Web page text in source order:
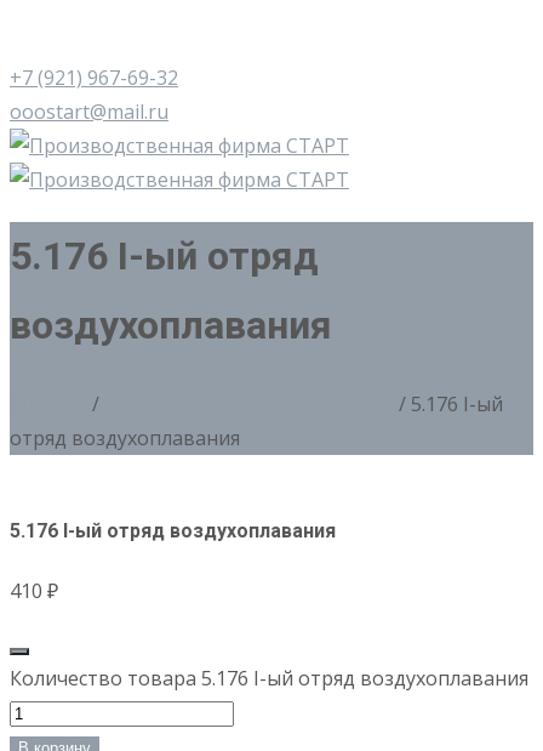
+7 (921) 967-69-32
ooostart@mail.ru
5.176 I-ый отряд
воздухоплавания
/
/ 5.176 I-ый
отряд воздухоплавания
5.176 I-ый отряд воздухоплавания
410 ₽
Количество товара 5.176 I-ый отряд воздухоплавания